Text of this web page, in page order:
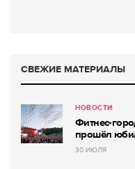
СВЕЖИЕ МАТЕРИАЛЫ
НОВОСТИ
Фитнес-
прошёл
30 ИЮЛЯ